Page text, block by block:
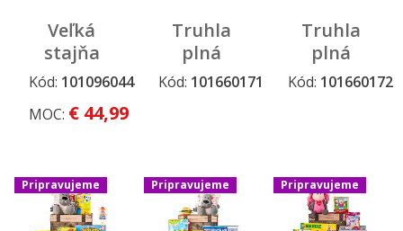
Veľká
stajňa
Pripravujeme
Kód: 101096044
MOC: € 44,99
Truhla
plná
hračiek
Pripravujeme
Kód: 101660171
Truhla
plná
hračiek
Pripravujeme
Kód: 101660172
Pripravujeme Pripravujeme Pripravujeme